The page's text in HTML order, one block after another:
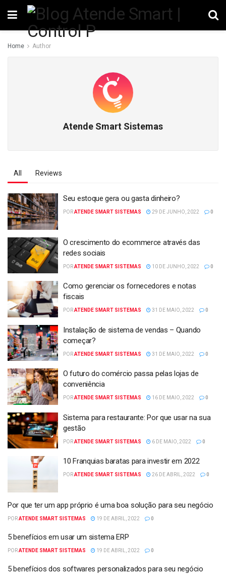
Home Author
Atende Smart Sistemas
All Reviews
Seu estoque gera ou gasta dinheiro?
PORATENDE SMART SISTEMAS 29 DE JUNHO, 2022 0
O crescimento do ecommerce através das
redes sociais
PORATENDE SMART SISTEMAS 10 DE JUNHO, 2022 0
Como gerenciar os fornecedores e notas
fiscais
PORATENDE SMART SISTEMAS 31 DE MAIO, 2022 0
Instalação de sistema de vendas – Quando
começar?
PORATENDE SMART SISTEMAS 31 DE MAIO, 2022 0
O futuro do comércio passa pelas lojas de
conveniência
PORATENDE SMART SISTEMAS 16 DE MAIO, 2022 0
Sistema para restaurante: Por que usar na sua
gestão
PORATENDE SMART SISTEMAS 6 DE MAIO, 2022 0
10 Franquias baratas para investir em 2022
PORATENDE SMART SISTEMAS 26 DE ABRIL, 2022 0
Por que ter um app próprio é uma boa solução para seu negócio
PORATENDE SMART SISTEMAS 19 DE ABRIL, 2022 0
5 benefícios em usar um sistema ERP
PORATENDE SMART SISTEMAS 19 DE ABRIL, 2022 0
5 benefícios dos softwares personalizados para seu negócio